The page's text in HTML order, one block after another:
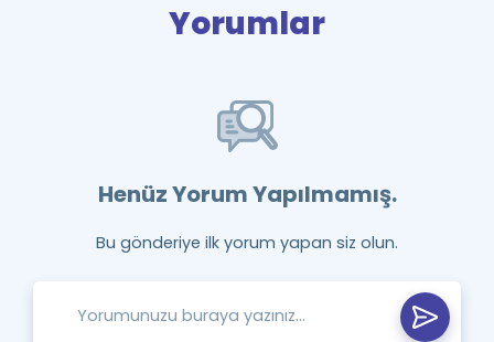
İngilizce GramerYorumlar
Henüz Yorum Yapılmamış.
Bu gönderiye ilk yorum yapan siz olun.